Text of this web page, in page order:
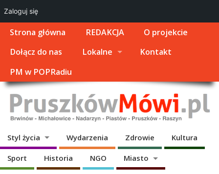
Strona główna REDAKCJA
O projekcie
Dołącz do nas
Lokalne
Kontakt
PM w POPRadiu
Styl życia Wydarzenia Zdrowie Kultura
Sport Historia NGO Miasto
Zaloguj się